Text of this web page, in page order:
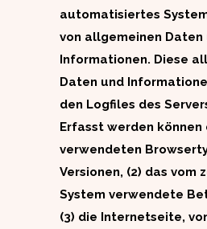
automatisiertes
von allgemeinen Daten
Informationen. Diese
Daten und
den Logfiles des
Erfasst werden können
verwendeten
Versionen, (2) das vom
System verwendete
(3) die Internetseite,